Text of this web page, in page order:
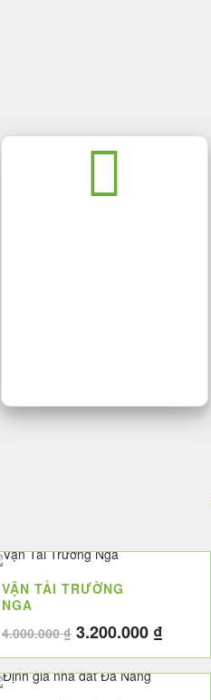
VẬN TẢI TRƯỜNG
NGA
4.000.000₫ Giá
gốc
là:
3.200.000 ₫
hiện
tại